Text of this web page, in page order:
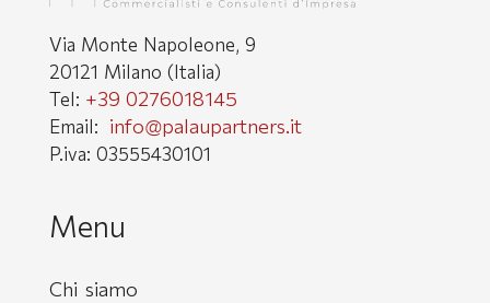
Via Monte Napoleone, 9
20121 Milano (Italia)
Tel: +39 0276018145
Email: info@palaupartners.it
P.iva: 03555430101
Menu
Chi siamo